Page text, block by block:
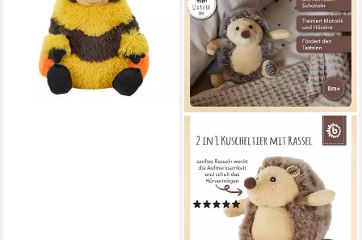
52,90 €
lieferbar - in 6-8 Werktagen bei dir
BIECO
Greifspielzeug Bieco Plüsch
Igel Spieltier Baby mit Rassel
(2)
12,49 €
lieferbar - in 3-4 Werktagen bei dir